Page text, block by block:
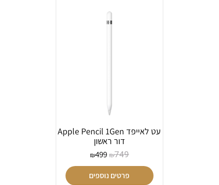
עט לאייפד Apple Pencil 1Gen
דור ראשון
₪749
₪499
פרטים נוספים